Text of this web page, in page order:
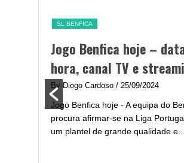
SL BENFICA
Jogo Benfica hoje –
hora, canal TV e
By Diogo Cardoso / 25/09/2024
Jogo Benfica hoje - A equipa do
procura afirmar-se na Liga
um plantel de grande qualidade e...